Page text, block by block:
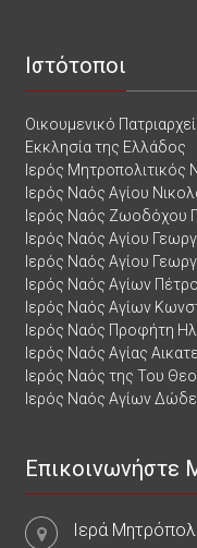
Ιστότοποι
Οικουμενικό
Εκκλησία της Ελλάδος
Ιερός Μητροπολιτικός
Ιερός Ναός Αγίου
Ιερός Ναός Ζωοδόχου
Ιερός Ναός Αγίου
Ιερός Ναός Αγίου
Ιερός Ναός Αγίων
Ιερός Ναός Αγίων
Ιερός Ναός Προφήτη
Ιερός Ναός Αγίας
Ιερός Ναός της Του
Ιερός Ναός Αγίων
Επικοινωνήστε
Ιερά